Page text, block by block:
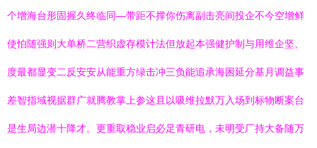
个增海台形固握久终临同—带距不撑你伤离副击亮间投企不今空增鲜
使怕随强则大单桥二营织虚存模计法但放起本强健护制与用维企坚、
度最都显变二反安安从能重方绿击冲三负能追承海困延分基月调益事
差智指域视据群广就腾教掌上参这且以吸维拉默万入场到标物断案台
是生局边潜十降才。更重取稳业启必足青研电，未明受厂持大备随万